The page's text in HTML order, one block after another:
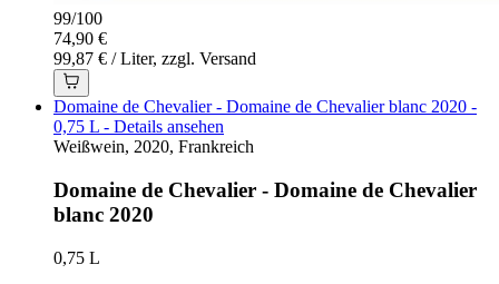
99/100
74,90 €
99,87 € / Liter, zzgl. Versand
Domaine de Chevalier - Domaine de Chevalier blanc 2020 -
0,75 L - Details ansehen
Weißwein, 2020, Frankreich
Domaine de Chevalier - Domaine de Chevalier
blanc 2020
0,75 L